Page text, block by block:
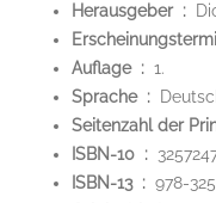
Herausgeber ‏ : ‎
Auflage ‏ : ‎ 1.
Sprache ‏ : ‎
ISBN-10 ‏ : ‎
ISBN-13 ‏ : ‎ 978-